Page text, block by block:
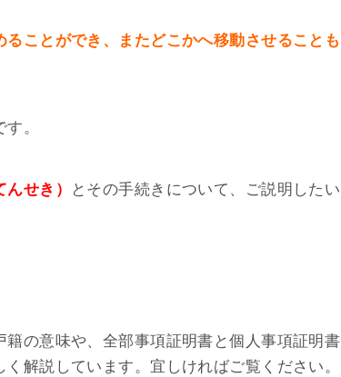
ることができ、またどこかへ移動させることも
。
せき）
とその手続きについて、ご説明したい
の意味や、全部事項証明書と個人事項証明書
解説しています。宜しければご覧ください。